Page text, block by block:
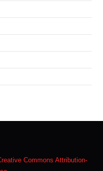
Commons Attribution-